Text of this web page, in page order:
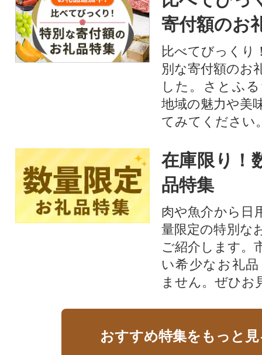
寄付額のお
比べてびっくり
別な寄付額のお
した。さとふ
地域の魅力や美
てみてください
在庫限り！
品特集
肉や魚介から日
量限定の特別な
ご紹介します。
い希少なお礼
ません。ぜひお
おすすめ特集をもっと